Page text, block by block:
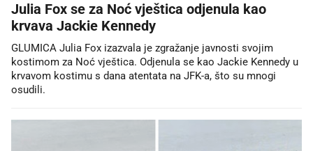
Julia Fox se za Noć vještica odjenula kao
krvava Jackie Kennedy
GLUMICA Julia Fox izazvala je zgražanje javnosti svojim
kostimom za Noć vještica. Odjenula se kao Jackie Kennedy u
krvavom kostimu s dana atentata na JFK-a, što su mnogi
osudili.